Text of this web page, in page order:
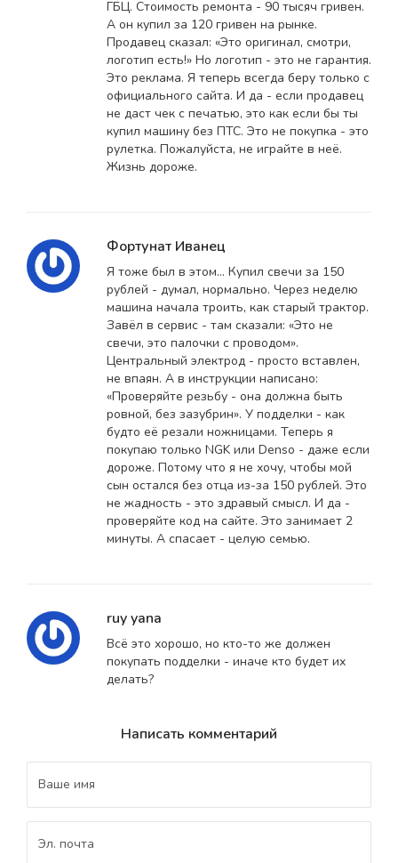
ГБЦ. Стоимость ремонта - 90 тысяч гривен.
А он купил за 120 гривен на рынке.
Продавец сказал: «Это оригинал, смотри,
логотип есть!» Но логотип - это не гарантия.
Это реклама. Я теперь всегда беру только с
официального сайта. И да - если продавец
не даст чек с печатью, это как если бы ты
купил машину без ПТС. Это не покупка - это
рулетка. Пожалуйста, не играйте в неё.
Жизнь дороже.
Фортунат Иванец
Я тоже был в этом... Купил свечи за 150
рублей - думал, нормально. Через неделю
машина начала троить, как старый трактор.
Завёл в сервис - там сказали: «Это не
свечи, это палочки с проводом».
Центральный электрод - просто вставлен,
не впаян. А в инструкции написано:
«Проверяйте резьбу - она должна быть
ровной, без зазубрин». У подделки - как
будто её резали ножницами. Теперь я
покупаю только NGK или Denso - даже если
дороже. Потому что я не хочу, чтобы мой
сын остался без отца из-за 150 рублей. Это
не жадность - это здравый смысл. И да -
проверяйте код на сайте. Это занимает 2
минуты. А спасает - целую семью.
ruy yana
Всё это хорошо, но кто-то же должен
покупать подделки - иначе кто будет их
делать?
Написать комментарий